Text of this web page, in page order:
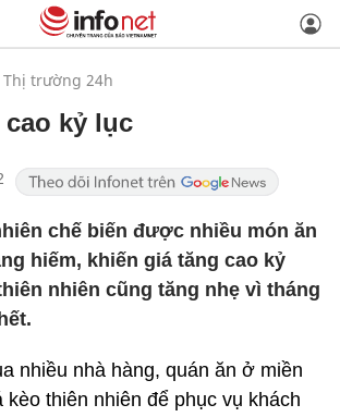
Thị trường 24h
cao kỷ lục
chế biến được nhiều món ăn
hiếm, khiến giá tăng cao kỷ
nhiên cũng tăng nhẹ vì tháng
nhiều nhà hàng, quán ăn ở miền
kèo thiên nhiên để phục vụ khách